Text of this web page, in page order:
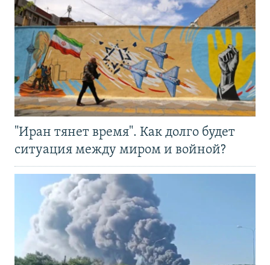
"Иран тянет время". Как долго будет
ситуация между миром и войной?